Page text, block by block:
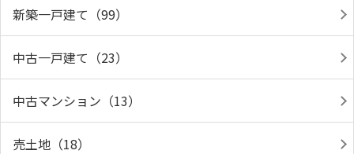
新築一戸建て（99）
中古一戸建て（23）
中古マンション（13）
売土地（18）